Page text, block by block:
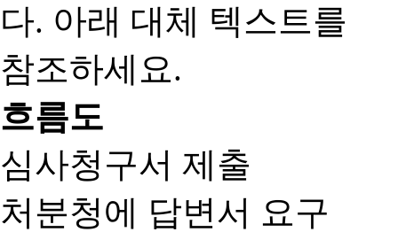
흐름도
심사청구서 제출
처분청에 답변서 요구